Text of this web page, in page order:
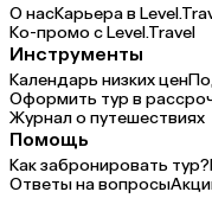
О насКарьера в
Ко-промо с Level.Travel
Инструменты
Календарь низких цен
Оформить тур в
Журнал о путешествиях
Помощь
Как забронировать тур?
Ответы на вопросы